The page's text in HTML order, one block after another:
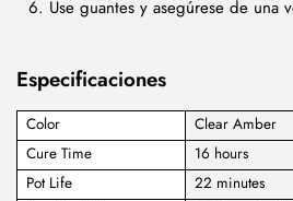
Use guantes y asegúrese de una
Especificaciones
Color
Clear Amber
Cure Time
16 hours
Pot Life
22 minutes